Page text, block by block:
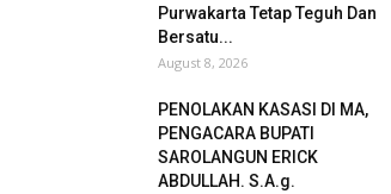
Purwakarta Tetap Teguh Dan
Bersatu...
August 8, 2026
PENOLAKAN KASASI DI MA,
PENGACARA BUPATI
SAROLANGUN ERICK
ABDULLAH. S.A.g.